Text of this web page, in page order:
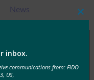
News
inbox.
communications from: FIDO
US,